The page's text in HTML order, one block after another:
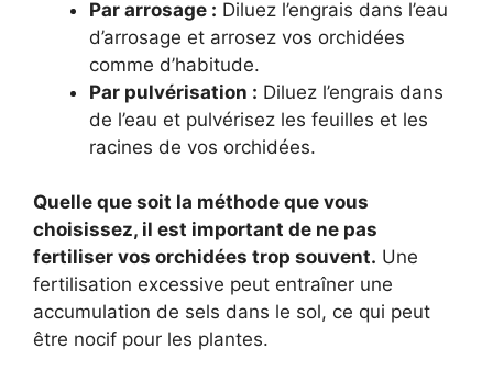
Par arrosage : Diluez l’engrais dans l’eau
d’arrosage et arrosez vos orchidées
comme d’habitude.
Par pulvérisation : Diluez l’engrais dans
de l’eau et pulvérisez les feuilles et les
racines de vos orchidées.
Quelle que soit la méthode que vous
choisissez, il est important de ne pas
fertiliser vos orchidées trop souvent. Une
fertilisation excessive peut entraîner une
accumulation de sels dans le sol, ce qui peut
être nocif pour les plantes.